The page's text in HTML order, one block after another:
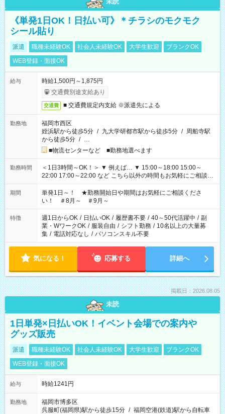
《単発1日OK！日払い可》＊チラシのモクモク
シール貼り
派遣 職種未経験OK 社会人未経験OK 大学生歓迎
ブランクOK
WEB登録・面接OK
給与
時給1,500円～1,875円
交通費別途支給あり
交通費 ■ 交通費規定内支給 ※派遣先による
勤務地
福岡市西区
姪浜駅から徒歩5分 / 九大学研都市駅から徒歩5分 / 周船寺駅
から徒歩5分 / …
■物流センターなど ■勤務地選べます
勤務時間
＜1日3時間～OK！＞ ▼ 例えば… ▼ 15:00～18:00 15:00～
22:00 17:00～22:00 など こちら以外の時間もお気軽にご相談く
ださい！
期間
単発1日～！ ★勤務開始日や期間はお気軽にご相談くださ
い！ ＃8月～ ＃9月～
特徴 週1日からOK / 日払いOK / 履歴書不要 / 40～50代活躍中 / 副
業・WワークOK / 服装自由 / シフト勤務 / 10名以上の大量募
集 / 電話対応なし / パソコンスキル不要
気になる！ 応募する 詳細へ
掲載日：2026.08.05
未読
1日単発×日払いOK！イベント会場での案内や
グッズ販売
派遣 職種未経験OK 社会人未経験OK 大学生歓迎
ブランクOK
WEB登録・面接OK
給与 時給1241円
勤務地
福岡市博多区
呉服町(福岡県)駅から徒歩15分 / 福岡空港(鉄道)駅から自転車